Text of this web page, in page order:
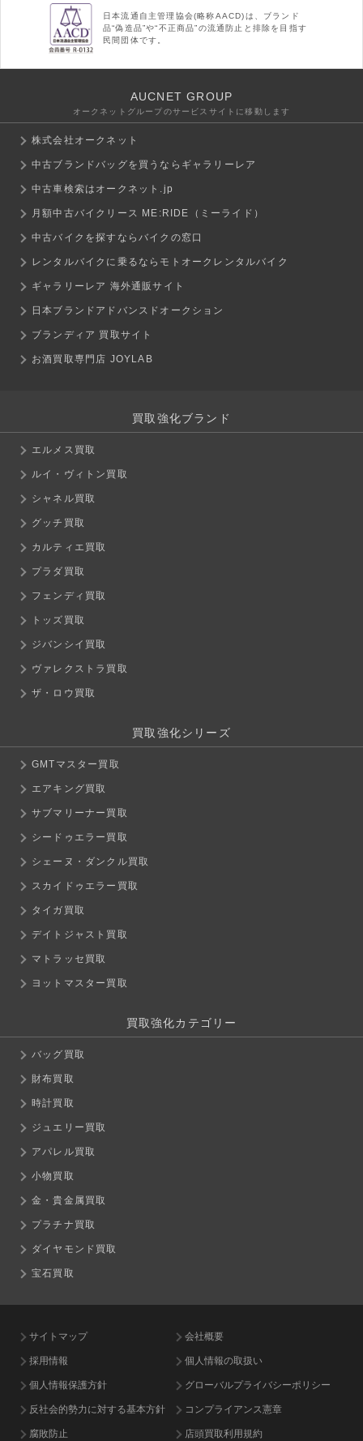
日本流通自主管理協会(略称AACD)は、ブランド
品“偽造品”や“不正商品”の流通防止と排除を目指す
民間団体です。
AUCNET GROUP
オークネットグループのサービスサイトに移動します
株式会社オークネット
中古ブランドバッグを買うならギャラリーレア
中古車検索はオークネット.jp
月額中古バイクリース ME:RIDE（ミーライド）
中古バイクを探すならバイクの窓口
レンタルバイクに乗るならモトオークレンタルバイク
ギャラリーレア 海外通販サイト
日本ブランドアドバンスドオークション
ブランディア 買取サイト
お酒買取専門店 JOYLAB
買取強化ブランド
エルメス買取
ルイ・ヴィトン買取
シャネル買取
グッチ買取
カルティエ買取
プラダ買取
フェンディ買取
トッズ買取
ジバンシイ買取
ヴァレクストラ買取
ザ・ロウ買取
買取強化シリーズ
GMTマスター買取
エアキング買取
サブマリーナー買取
シードゥエラー買取
シェーヌ・ダンクル買取
スカイドゥエラー買取
タイガ買取
デイトジャスト買取
マトラッセ買取
ヨットマスター買取
買取強化カテゴリー
バッグ買取
財布買取
時計買取
ジュエリー買取
アパレル買取
小物買取
金・貴金属買取
プラチナ買取
ダイヤモンド買取
宝石買取
サイトマップ 会社概要
採用情報 個人情報の取扱い
個人情報保護方針 グローバルプライバシーポリシー
反社会的勢力に対する基本方針 コンプライアンス憲章
腐敗防止 店頭買取利用規約